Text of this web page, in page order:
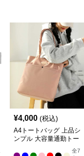
¥4,000 (税込)
A4トートバッグ 上品シ
ンプル 大容量通勤トー
全7